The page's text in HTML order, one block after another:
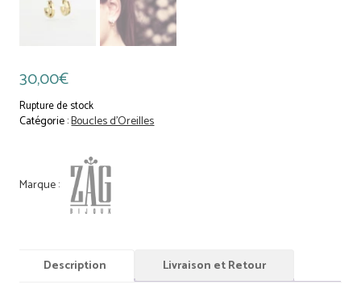
30,00€
Rupture de stock
Catégorie :Boucles d'Oreilles
Description Livraison et Retour